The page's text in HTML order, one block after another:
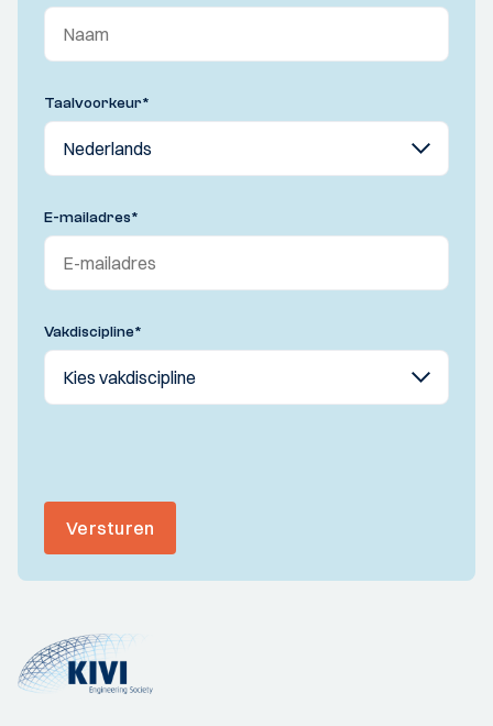
Taalvoorkeur*
E-mailadres*
Vakdiscipline*
Versturen